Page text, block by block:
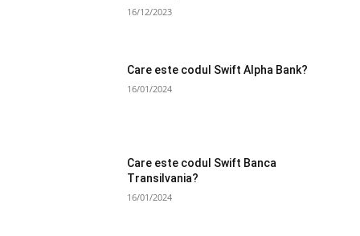
16/12/2023
Care este codul Swift Alpha Bank?
16/01/2024
Care este codul Swift Banca
Transilvania?
16/01/2024